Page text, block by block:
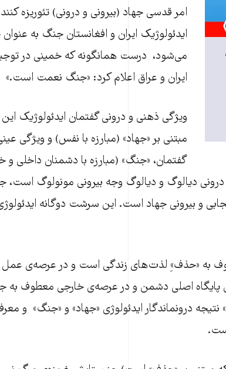
امر قدسی جهاد (بیرونی و درونی) تئوریزه
ایدئولوژیک ایران و افغانستان جنگ به
می‌شود، درست همانگونه که خمینی در
ایران و عراق اعلام کرد: «جنگ نعمت است.»
ویژگی ذهنی و درونی گفتمان ایدئولوژیک
مبتنی بر «جهاد» (مبارزه با نفس) و ویژگی
گفتمان، «جنگ» (مبارزه با دشمنان داخلی
دیالوگ و دیالوگ وجه بیرونی مونولوگ است،
و بیرونی جهاد است. این سرشت دوگانه
به «حذف»ِ لذت‌های زندگی است و در عرصه‌ی
پایگاه اصلی دشمن و در عرصه‌ی خارجی معطوف به
نتیجه درونماندگار ایدئولوژی «جهاد» و «جنگ» و